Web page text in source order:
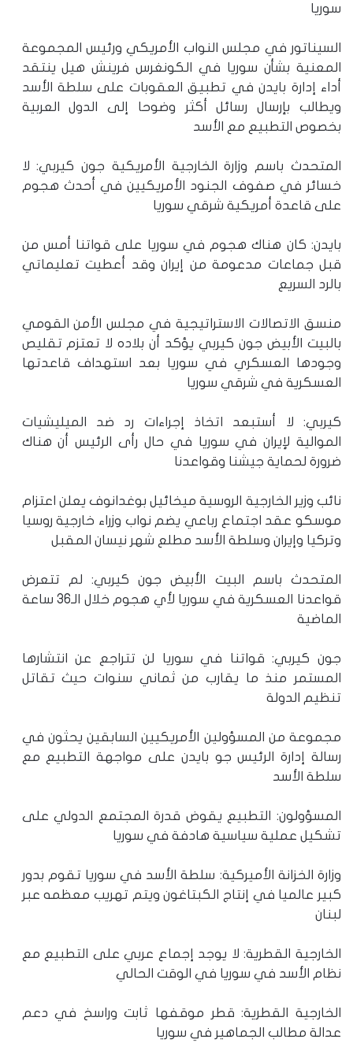
سوريا
السيناتور في مجلس النواب الأمريكي ورئيس المجموعة
المعنية بشأن سوريا في الكونغرس فرينش هيل ينتقد
أداء إدارة بايدن في تطبيق العقوبات على سلطة الأسد
ويطالب بإرسال رسائل أكثر وضوحا إلى الدول العربية
بخصوص التطبيع مع الأسد
المتحدث باسم وزارة الخارجية الأمريكية جون كيربي: لا
خسائر في صفوف الجنود الأمريكيين في أحدث هجوم
على قاعدة أمريكية شرقي سوريا
بايدن: كان هناك هجوم في سوريا على قواتنا أمس من
قبل جماعات مدعومة من إيران وقد أعطيت تعليماتي
بالرد السريع
منسق الاتصالات الاستراتيجية في مجلس الأمن القومي
بالبيت الأبيض جون كيربي يؤكد أن بلاده لا تعتزم تقليص
وجودها العسكري في سوريا بعد استهداف قاعدتها
العسكرية في شرقي سوريا
كيربي: لا أستبعد اتخاذ إجراءات رد ضد الميليشيات
الموالية لإيران في سوريا في حال رأى الرئيس أن هناك
ضرورة لحماية جيشنا وقواعدنا
نائب وزير الخارجية الروسية ميخائيل بوغدانوف يعلن اعتزام
موسكو عقد اجتماع رباعي يضم نواب وزراء خارجية روسيا
وتركيا وإيران وسلطة الأسد مطلع شهر نيسان المقبل
المتحدث باسم البيت الأبيض جون كيربي: لم تتعرض
قواعدنا العسكرية في سوريا لأي هجوم خلال الـ36 ساعة
الماضية
جون كيربي: قواتنا في سوريا لن تتراجع عن انتشارها
المستمر منذ ما يقارب من ثماني سنوات حيث تقاتل
تنظيم الدولة
مجموعة من المسؤولين الأمريكيين السابقين يحثون في
رسالة إدارة الرئيس جو بايدن على مواجهة التطبيع مع
سلطة الأسد
المسؤولون: التطبيع يقوض قدرة المجتمع الدولي على
تشكيل عملية سياسية هادفة في سوريا
وزارة الخزانة الأميركية: سلطة الأسد في سوريا تقوم بدور
كبير عالميا في إنتاج الكبتاغون ويتم تهريب معظمه عبر
لبنان
الخارجية القطرية: لا يوجد إجماع عربي على التطبيع مع
نظام الأسد في سوريا في الوقت الحالي
الخارجية القطرية: قطر موقفها ثابت وراسخ في دعم
عدالة مطالب الجماهير في سوريا